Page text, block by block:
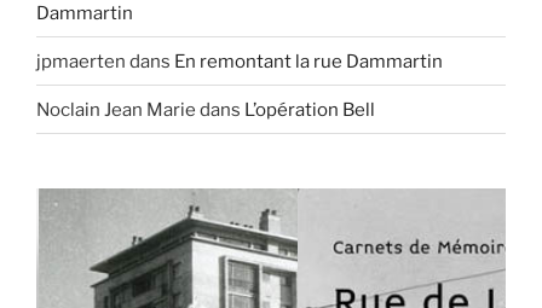
Dammartin
jpmaerten dans En remontant la rue Dammartin
Noclain Jean Marie dans L’opération Bell